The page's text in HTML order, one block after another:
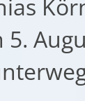
5.